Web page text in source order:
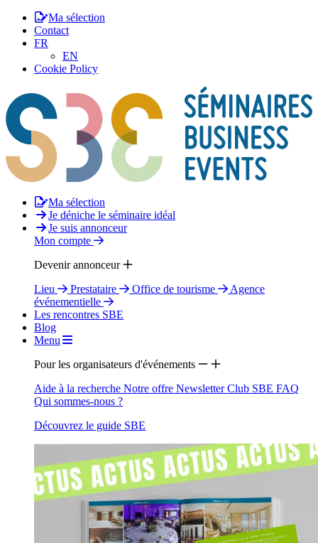
Ma sélection
Contact
FR
EN
Cookie Policy
Ma sélection
Je déniche le séminaire idéal
Je suis annonceur
Mon compte
Devenir annonceur
Lieu
Prestataire Office de tourisme
Agence
événementielle
Les rencontres SBE
Blog
Menu
Pour les organisateurs d'événements
Aide à la recherche Notre offre NewsletterClub SBE FAQ
Qui sommes-nous ?
Découvrez le guide SBE